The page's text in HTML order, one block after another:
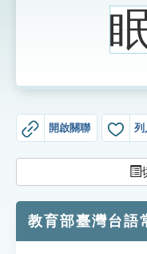
生字詞彙表
知識索引
開啟關聯 列
教育部臺灣台語